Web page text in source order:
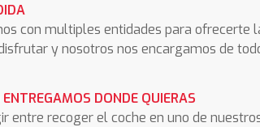
con multiples entidades para ofrecerte
y nosotros nos encargamos de
DONDE QUIERAS
entre recoger el coche en uno de